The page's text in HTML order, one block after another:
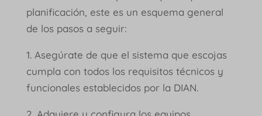
planificación, este es un esquema general
de los pasos a seguir:
1. Asegúrate de que el sistema que escojas
cumpla con todos los requisitos técnicos y
funcionales establecidos por la DIAN.